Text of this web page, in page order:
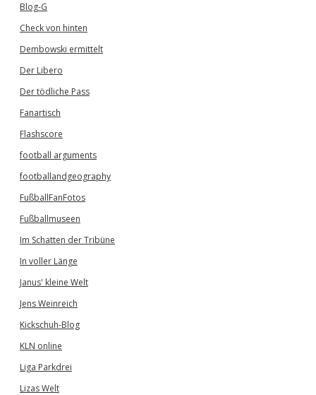
Blog-G
Check von hinten
Dembowski ermittelt
Der Libero
Der tödliche Pass
Fanartisch
Flashscore
football arguments
footballandgeography
FußballFanFotos
Fußballmuseen
Im Schatten der Tribüne
In voller Länge
Janus' kleine Welt
Jens Weinreich
Kickschuh-Blog
KLN online
Liga Parkdrei
Lizas Welt